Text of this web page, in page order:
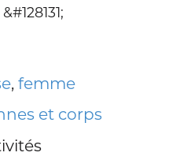
&#128131;
, femme
et corps